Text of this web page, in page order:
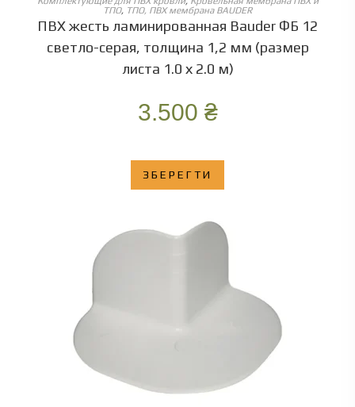
ТПО, ТПО, ПВХ мембрана BAUDER
ПВХ жесть ламинированная Bauder ФБ 12
светло-серая, толщина 1,2 мм (размер
листа 1.0 х 2.0 м)
3.500 ₴
ЗБЕРЕГТИ